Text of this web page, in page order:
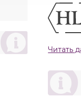
စ Читать
ဆ